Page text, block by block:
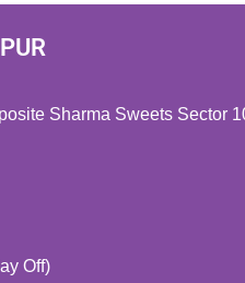
Sharma Sweets Sector
Off)